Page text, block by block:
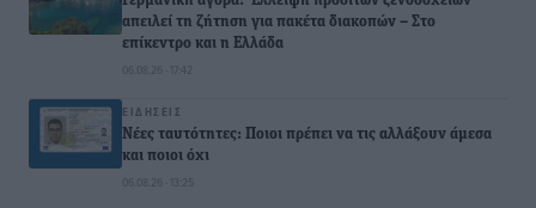
απειλεί τη ζήτηση για πακέτα διακοπών – Στο
επίκεντρο και η Ελλάδα
06.08.26 · 17:42
ΕΙΔΉΣΕΙΣ
Νέες ταυτότητες: Ποιοι πρέπει να τις αλλάξουν άμεσα
και ποιοι όχι
06.08.26 · 13:25